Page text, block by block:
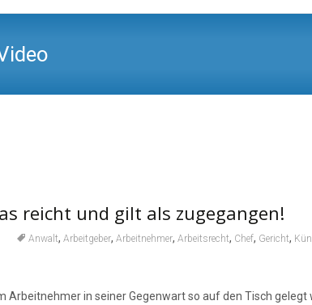
reicht und gilt als zugegangen!
Anwalt, Arbeitgeber, Arbeitnehmer, Arbeitsrecht, Chef, Gericht,
Arbeitnehmer in seiner Gegenwart so auf den Tisch gelegt